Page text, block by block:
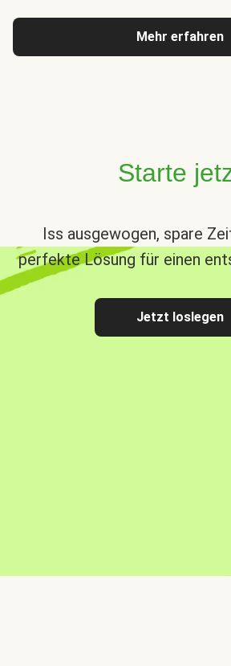
Mehr erfahren
Starte
Iss ausgewogen, spare
perfekte Lösung für einen
Jetzt loslegen